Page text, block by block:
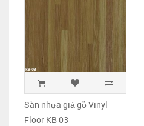
Sàn nhựa giả gỗ Vinyl
Floor KB 03